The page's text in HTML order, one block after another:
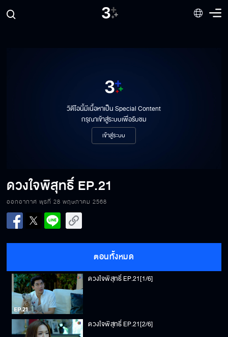
วิดีโอนี้มีเนื้อหาเป็น Special Content
กรุณาเข้าสู่ระบบเพื่อรับชม
เข้าสู่ระบบ
ดวงใจพิสุทธิ์ EP.21
ออกอากาศ พุธที่ 28 พฤษภาคม 2568
ตอนทั้งหมด
ดวงใจพิสุทธิ์ EP.21[1/6]
ดวงใจพิสุทธิ์ EP.21[2/6]